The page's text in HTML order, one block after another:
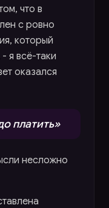
что в
с ровно
который
я всё-таки
оказался
платить»
несложно